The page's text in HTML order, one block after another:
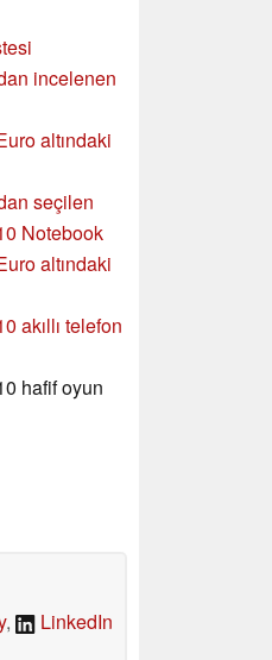
incelenen
altındaki
seçilen
Notebook
altındaki
akıllı telefon
hafif oyun
, LinkedIn